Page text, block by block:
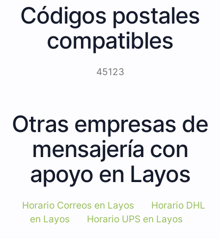
Códigos postales
compatibles
45123
Otras empresas de
mensajería con
apoyo en Layos
Horario Correos en Layos
Horario DHL
en Layos
Horario UPS en Layos